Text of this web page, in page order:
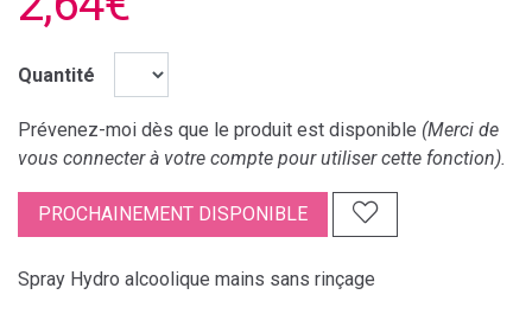
Quantité
Prévenez-moi dès que le produit est disponible (Merci de
vous connecter à votre compte pour utiliser cette fonction).
PROCHAINEMENT DISPONIBLE
Spray Hydro alcoolique mains sans rinçage